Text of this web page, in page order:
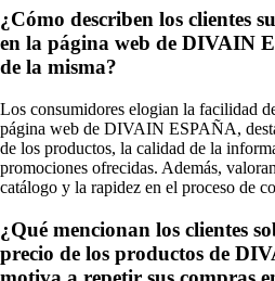
¿Cómo describen los clientes
en la página web de DIVAIN
de la misma?
Los consumidores elogian la facilidad
página web de DIVAIN ESPAÑA,
de los productos, la calidad de la
promociones ofrecidas. Además,
catálogo y la rapidez en el proceso de
¿Qué mencionan los clientes
precio de los productos de